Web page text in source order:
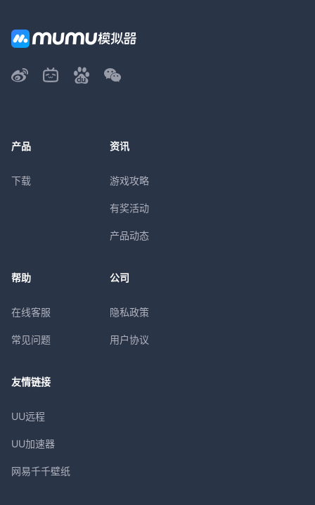
产品
下载
资讯
游戏攻略
有奖活动
产品动态
帮助
在线客服
常见问题
公司
隐私政策
用户协议
友情链接
UU远程
UU加速器
网易千千壁纸